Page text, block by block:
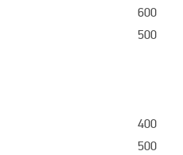
600
500
400
500